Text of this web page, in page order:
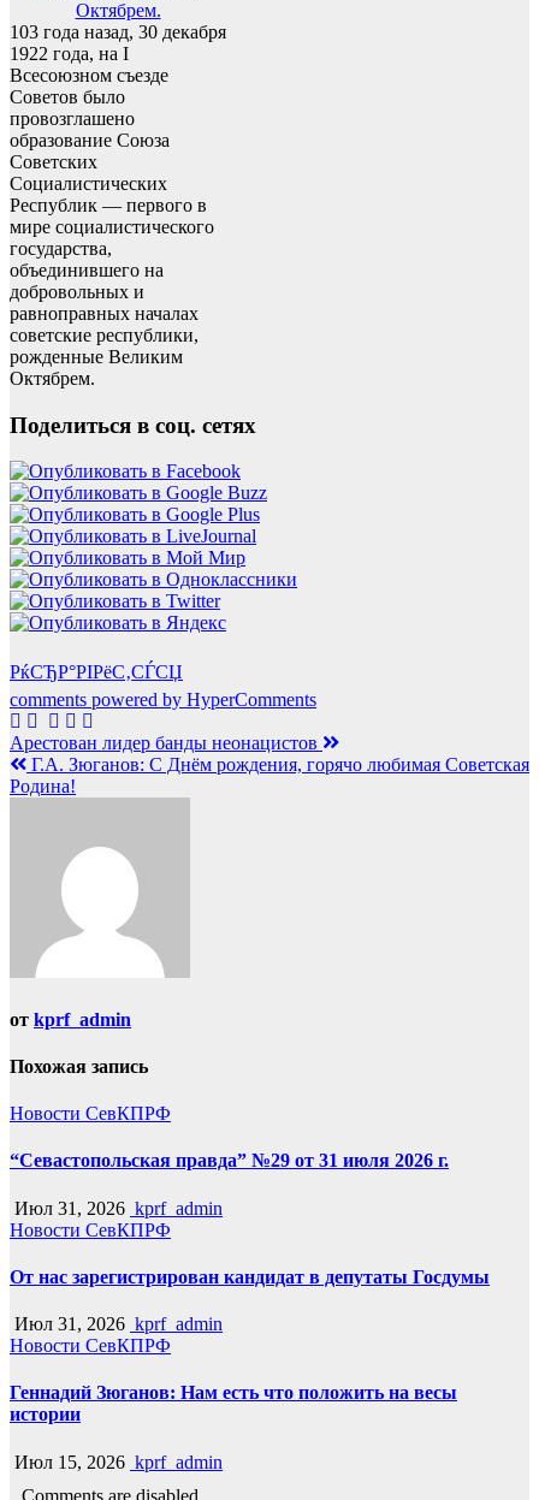
103 года назад, 30 декабря
1922 года, на I
Всесоюзном съезде
Советов было
провозглашено
образование Союза
Советских
Социалистических
Республик — первого в
мире социалистического
государства,
объединившего на
добровольных и
равноправных началах
советские республики,
рожденные Великим
Октябрем.
Поделиться в соц. сетях
РќСЂР°РІРёС‚СЃСЏ
comments powered by HyperComments
Навигация
по
Арестован лидер банды неонацистов
Г.А. Зюганов: С Днём рождения, горячо любимая Советская
Родина!
от kprf_admin
Похожая запись
Новости СевКПРФ
“Севастопольская правда” №29 от 31 июля 2026 г.
Июл 31, 2026 kprf_admin
Новости СевКПРФ
От нас зарегистрирован кандидат в депутаты Госдумы
Июл 31, 2026 kprf_admin
Новости СевКПРФ
Геннадий Зюганов: Нам есть что положить на весы
истории
Июл 15, 2026 kprf_admin
Comments are disabled